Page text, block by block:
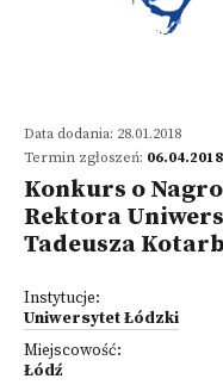
Data dodania: 28.01.2018
Termin zgłoszeń: 06.04.2018
Konkurs o
Rektora
Tadeusza
Instytucje:
Uniwersytet Łódzki
Miejscowość:
Łódź